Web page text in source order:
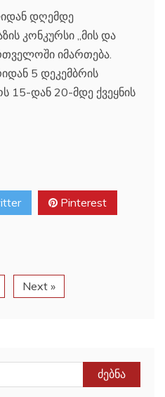
დღემდე
კონკურსი ,,მის და
იმართება.
5 დეკემბრის
დან 20-მდე ქვეყნის
Pinterest
Next »